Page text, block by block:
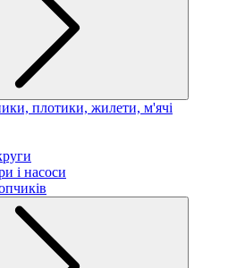
плотики, жилети, м'ячі
і насоси